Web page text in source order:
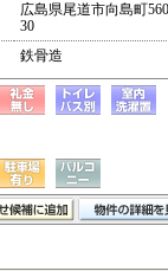
広島県尾道市向島町
30
鉄骨造